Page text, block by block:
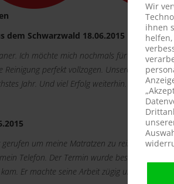
dem Schwarzwald 18.06.2015
Ich möchte mich nochmals für den
Reinigung perfekt vollzogen. Unsere Gäste
Jahr. Und viel Erfolg weiterhin.
um meine Matratzen zu reinigen. Es
Telefon. Der Termin wurde bestätigt. Am
Er machte seine Arbeit zügig und
Wir
ihnen